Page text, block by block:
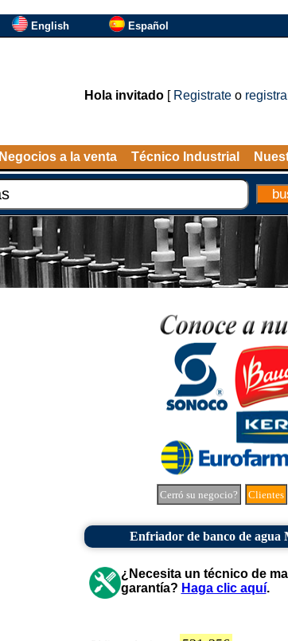
English Español
Hola invitado[ Registrateo
Negocios a la venta Técnico Industrial
Cerró su negocio? Clientes
Enfriador de banco de agua
¿Necesita un técnico de
garantía? Haga clic aquí.